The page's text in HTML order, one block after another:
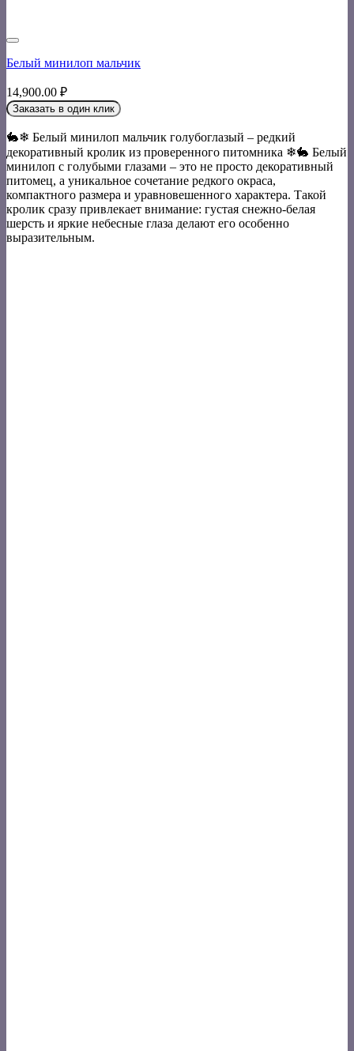
Белый минилоп мальчик
14,900.00 ₽
Заказать в один клик
🐇❄ Белый минилоп мальчик голубоглазый – редкий
декоративный кролик из проверенного питомника ❄🐇 Белый
минилоп с голубыми глазами – это не просто декоративный
питомец, а уникальное сочетание редкого окраса,
компактного размера и уравновешенного характера. Такой
кролик сразу привлекает внимание: густая снежно-белая
шерсть и яркие небесные глаза делают его особенно
выразительным.